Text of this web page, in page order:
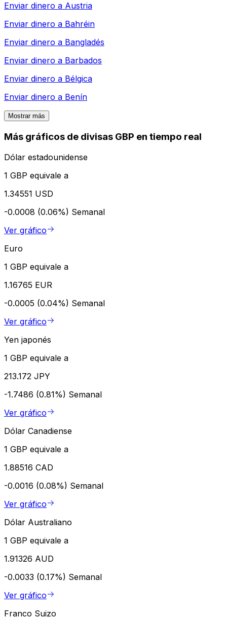
Enviar dinero a Austria
Enviar dinero a Bahréin
Enviar dinero a Bangladés
Enviar dinero a Barbados
Enviar dinero a Bélgica
Enviar dinero a Benín
Mostrar más
Más gráficos de divisas GBP en tiempo real
Dólar estadounidense
1 GBP equivale a
1.34551 USD
-0.0008 (0.06%) Semanal
Ver gráfico
Euro
1 GBP equivale a
1.16765 EUR
-0.0005 (0.04%) Semanal
Ver gráfico
Yen japonés
1 GBP equivale a
213.172 JPY
-1.7486 (0.81%) Semanal
Ver gráfico
Dólar Canadiense
1 GBP equivale a
1.88516 CAD
-0.0016 (0.08%) Semanal
Ver gráfico
Dólar Australiano
1 GBP equivale a
1.91326 AUD
-0.0033 (0.17%) Semanal
Ver gráfico
Franco Suizo